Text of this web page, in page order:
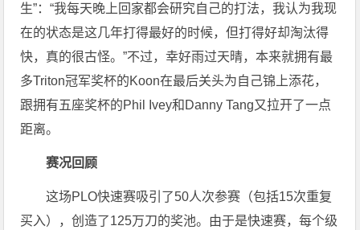
生”：“我每天晚上回家都会研究自己的打法，我认为我现
在的状态是这几年打得最好的时候，但打得好却淘汰得
快，真的很古怪。”不过，幸好雨过天晴，本来就拥有最
多Triton冠军奖杯的Koon在最后关头为自己锦上添花，
跟拥有五座奖杯的Phil Ivey和Danny Tang又拉开了一点
距离。
赛况回顾
这场PLO快速赛吸引了50人次参赛（包括15次重复
买入），创造了125万刀的奖池。由于是快速赛，每个级